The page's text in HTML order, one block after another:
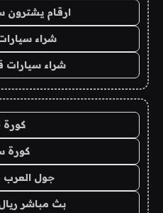
ارقام يشترون
شراء
شراء سيارات
كورة 365
كورة
جول العرب goalarab
بث مباشر